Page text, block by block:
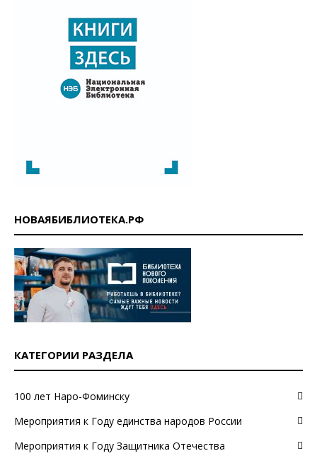
НОВАЯБИБЛИОТЕКА.РФ
КАТЕГОРИИ РАЗДЕЛА
100 лет Наро-Фоминску
Мероприятия к Году единства народов России
Мероприятия к Году Защитника Отечества